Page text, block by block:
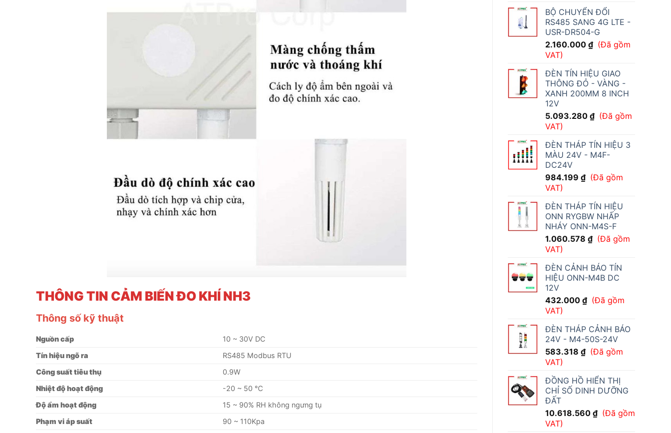
BỘ CHUYỂN ĐỔI
RS485 SANG 4G LTE -
USR-DR504-G
2.160.000 ₫ (Đã gồm
VAT)
ĐÈN TÍN HIỆU GIAO
THÔNG ĐỎ - VÀNG -
XANH 200MM 8 INCH
12V
5.093.280 ₫ (Đã gồm
VAT)
ĐÈN THÁP TÍN HIỆU 3
MÀU 24V - M4F-
DC24V
984.199 ₫ (Đã gồm
VAT)
ĐÈN THÁP TÍN HIỆU
ONN RYGBW NHẤP
NHÁY ONN-M4S-F
1.060.578 ₫ (Đã gồm
VAT)
ĐÈN CẢNH BÁO TÍN
HIỆU ONN-M4B DC
12V
432.000 ₫ (Đã gồm
VAT)
ĐÈN THÁP CẢNH BÁO
24V - M4-50S-24V
583.318 ₫ (Đã gồm
VAT)
ĐỒNG HỒ HIỂN THỊ
CHỈ SỐ DINH DƯỠNG
ĐẤT
10.618.560 ₫ (Đã gồm
VAT)
THÔNG TIN CẢM BIẾN ĐO KHÍ NH3
Thông số kỹ thuật
Nguồn cấp
10 ~ 30V DC
Tín hiệu ngõ ra
RS485 Modbus RTU
Công suất tiêu thụ
0.9W
Nhiệt độ hoạt động
-20 ~ 50 ℃
Độ ẩm hoạt động
15 ~ 90% RH không ngưng tụ
Phạm vi áp suất
90 ~ 110Kpa